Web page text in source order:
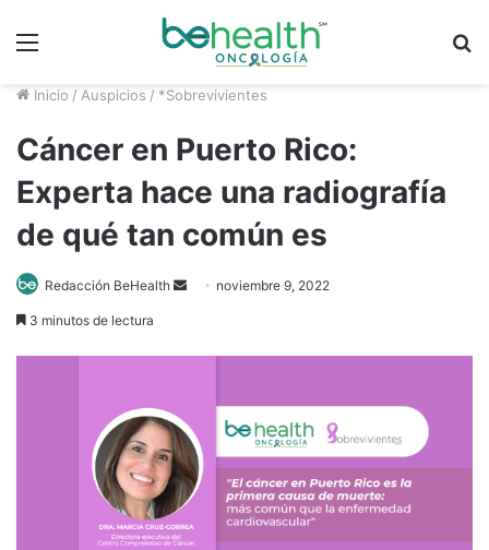
Menú
Inicio / Auspicios / *Sobrevivientes
Cáncer en Puerto Rico:
Experta hace una radiografía
de qué tan común es
Redacción BeHealth
Send noviembre 9, 2022
3 minutos de lectura